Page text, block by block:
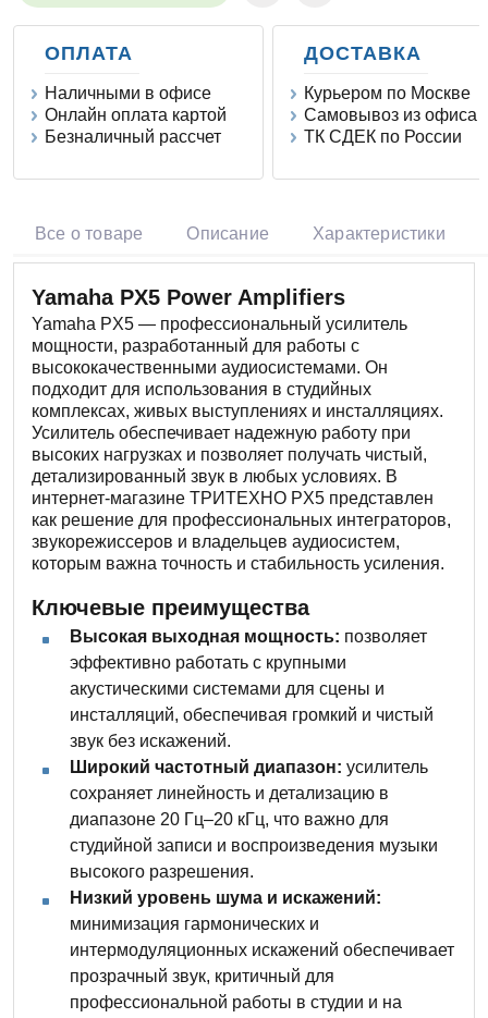
ОПЛАТА
Наличными в офисе
Онлайн оплата картой
Безналичный рассчет
ДОСТАВКА
Курьером по Москве
Самовывоз из офиса
ТК СДЕК по России
Все о товаре Описание Характеристики
Yamaha PX5 Power Amplifiers
Yamaha PX5 — профессиональный усилитель
мощности, разработанный для работы с
высококачественными аудиосистемами. Он
подходит для использования в студийных
комплексах, живых выступлениях и инсталляциях.
Усилитель обеспечивает надежную работу при
высоких нагрузках и позволяет получать чистый,
детализированный звук в любых условиях. В
интернет-магазине ТРИТЕХНО PX5 представлен
как решение для профессиональных интеграторов,
звукорежиссеров и владельцев аудиосистем,
которым важна точность и стабильность усиления.
Ключевые преимущества
Высокая выходная мощность: позволяет
эффективно работать с крупными
акустическими системами для сцены и
инсталляций, обеспечивая громкий и чистый
звук без искажений.
Широкий частотный диапазон: усилитель
сохраняет линейность и детализацию в
диапазоне 20 Гц–20 кГц, что важно для
студийной записи и воспроизведения музыки
высокого разрешения.
Низкий уровень шума и искажений:
минимизация гармонических и
интермодуляционных искажений обеспечивает
прозрачный звук, критичный для
профессиональной работы в студии и на